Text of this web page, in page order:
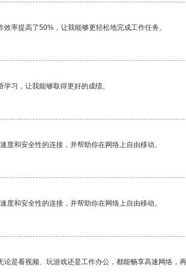
率提高了50%，让我能够更轻松地完成工作任务。
习，让我能够取得更好的成绩。
度和安全性的连接，并帮助你在网络上自由移动。
度和安全性的连接，并帮助你在网络上自由移动。
是看视频、玩游戏还是工作办公，都能畅享高速网络